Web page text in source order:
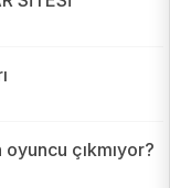
çıkmıyor?